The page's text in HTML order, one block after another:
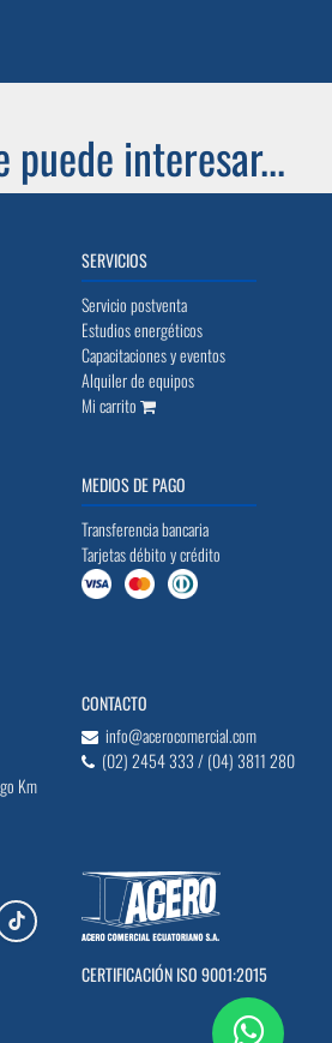
puede interesar...
SERVICIOS
Servicio postventa
Estudios energéticos
Capacitaciones y eventos
Alquiler de equipos
Mi carrito
MEDIOS DE PAGO
Transferencia bancaria
Tarjetas débito y crédito
Km
CONTACTO
info@acerocomercial.com
(02) 2454 333 / (04) 3811 280
CERTIFICACIÓN ISO 9001:2015